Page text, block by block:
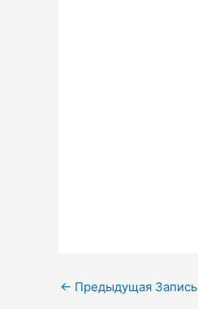
Навигация
← Предыдущая Запись